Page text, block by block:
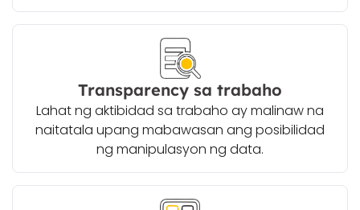
Transparency sa trabaho
Lahat ng aktibidad sa trabaho ay malinaw na
naitatala upang mabawasan ang posibilidad
ng manipulasyon ng data.